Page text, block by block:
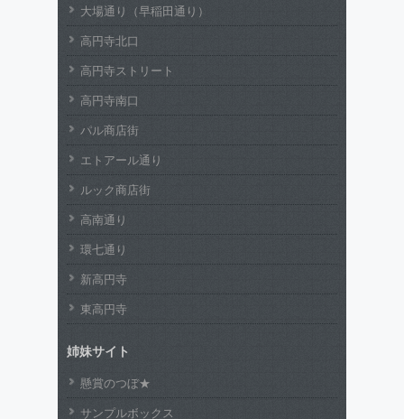
大場通り（早稲田通り）
高円寺北口
高円寺ストリート
高円寺南口
パル商店街
エトアール通り
ルック商店街
高南通り
環七通り
新高円寺
東高円寺
姉妹サイト
懸賞のつぼ★
サンプルボックス